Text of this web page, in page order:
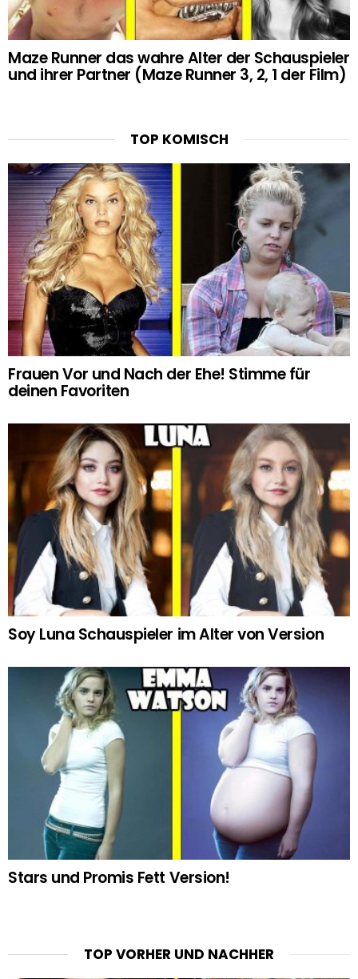
Maze Runner das wahre Alter der Schauspieler
und ihrer Partner (Maze Runner 3, 2, 1 der Film)
TOP KOMISCH
Frauen Vor und Nach der Ehe! Stimme für
deinen Favoriten
Soy Luna Schauspieler im Alter von Version
Stars und Promis Fett Version!
TOP VORHER UND NACHHER